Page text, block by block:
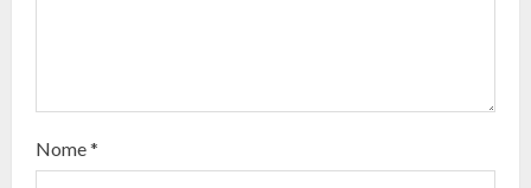
a
d
Nome*